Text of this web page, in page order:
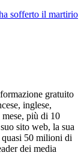
sofferto il martirio
gratuito
inglese,
più di 10
sito web, la sua
quasi 50 milioni di
dei media